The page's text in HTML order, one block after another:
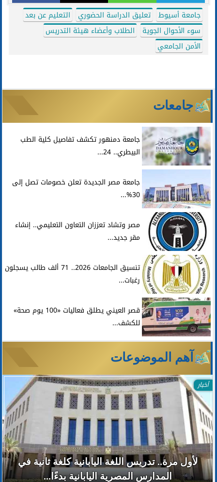
جامعة أسيوط تعليق الدراسة الحضوري
التعليم عن بعد
سوء الأحوال الجوية
الطلاب وأعضاء هيئة التدريس
الأمن الجامعي
جامعات
جامعة دمنهور تكشف تفاصيل كلية الطب
البيطري.. 24...
جامعة مصر الجديدة تعلن خصومات تصل إلى
30%...
مصر وتشاد تعززان التعاون التعليمي.. إنشاء
مقر جديد...
تنسيق الجامعات 2026.. 71 ألف طالب يسجلون
رغبات...
قصر العيني يطلق فعاليات «100 يوم صحة»
للكشف...
آهم الموضوعات
أخبار
لأول مرة.. تدريس اللغة اليابانية كلغة ثانية في
المدارس المصرية اليابانية بدءًا...